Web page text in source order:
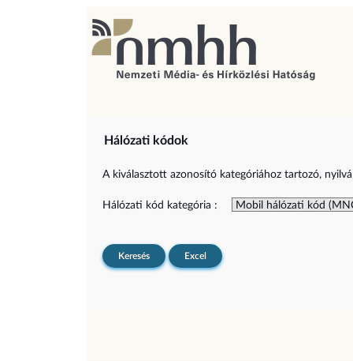
Hálózati kódok
A kiválasztott azonosító kategóriához tartozó,
Hálózati kód kategória :
Keresés Excel